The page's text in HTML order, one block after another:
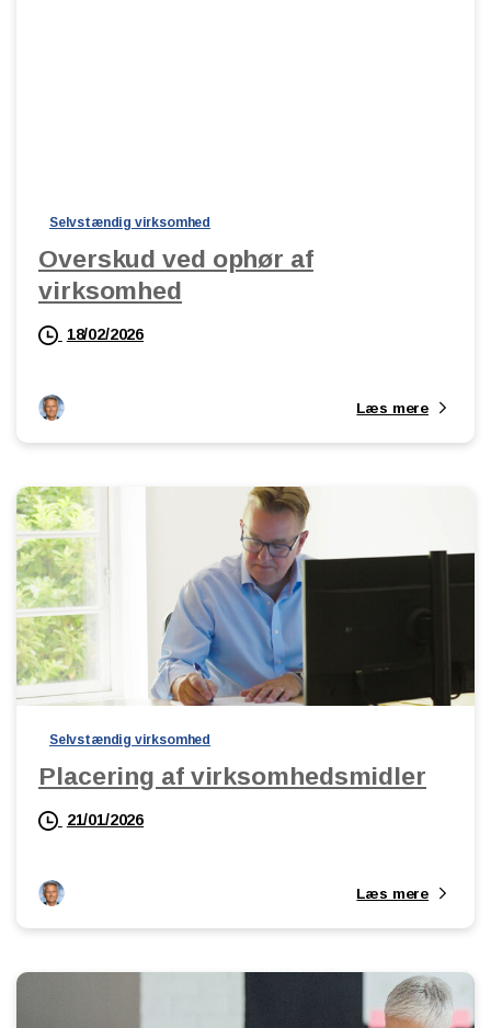
Selvstændig virksomhed
Overskud ved ophør af
virksomhed
18/02/2026
Læs mere
Selvstændig virksomhed
Placering af virksomhedsmidler
21/01/2026
Læs mere